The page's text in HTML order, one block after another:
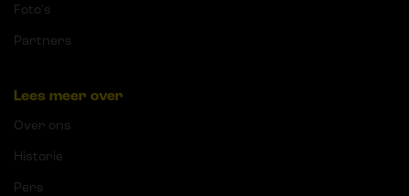
Foto's
Partners
Lees meer over
Over ons
Historie
Pers